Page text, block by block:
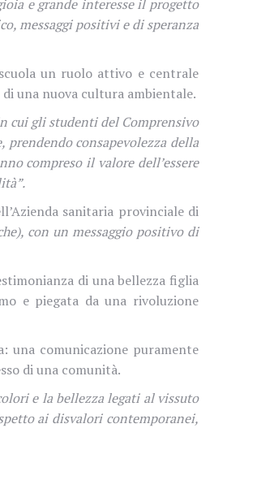
e grande interesse il progetto
messaggi positivi e di speranza
un ruolo attivo e centrale
una nuova cultura ambientale.
cui gli studenti del Comprensivo
consapevolezza della
compreso il valore dell’essere
sanitaria provinciale di
con un messaggio positivo di
di una bellezza figlia
e piegata da una rivoluzione
comunicazione puramente
di una comunità.
e la bellezza legati al vissuto
ai disvalori contemporanei,